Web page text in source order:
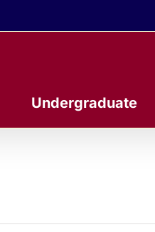
Undergraduate